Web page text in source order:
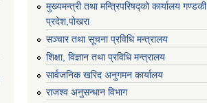
मुख्यमन्त्री तथा मन्त्रिपरिषद्को कार्यालय गण्डकी
प्रदेश,पोखरा
सञ्‍चार तथा सूचना प्रविधि मन्त्रालय
शिक्षा, विज्ञान तथा प्रविधि मन्त्रालय
सार्वजनिक खरिद अनुगमन कार्यालय
राजश्व अनुसन्धान विभाग